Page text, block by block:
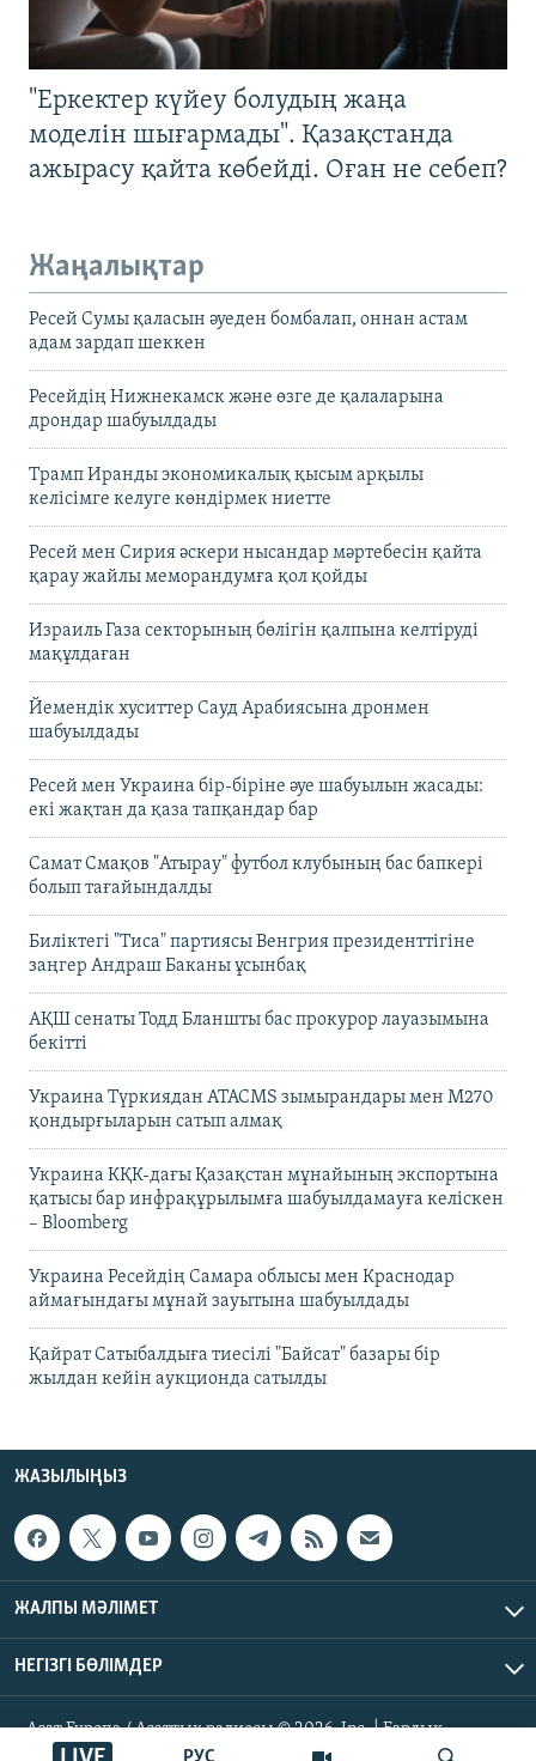
"Еркектер күйеу болудың жаңа
моделін шығармады". Қазақстанда
ажырасу қайта көбейді. Оған не себеп?
Жаңалықтар
Ресей Сумы қаласын әуеден бомбалап, оннан астам
адам зардап шеккен
Ресейдің Нижнекамск және өзге де қалаларына
дрондар шабуылдады
Трамп Иранды экономикалық қысым арқылы
келісімге келуге көндірмек ниетте
Ресей мен Сирия әскери нысандар мәртебесін қайта
қарау жайлы меморандумға қол қойды
Израиль Газа секторының бөлігін қалпына келтіруді
мақұлдаған
Йемендік хуситтер Сауд Арабиясына дронмен
шабуылдады
Ресей мен Украина бір-біріне әуе шабуылын жасады:
екі жақтан да қаза тапқандар бар
Самат Смақов "Атырау" футбол клубының бас бапкері
болып тағайындалды
Биліктегі "Тиса" партиясы Венгрия президенттігіне
заңгер Андраш Баканы ұсынбақ
АҚШ сенаты Тодд Бланшты бас прокурор лауазымына
бекітті
Украина Түркиядан ATACMS зымырандары мен M270
қондырғыларын сатып алмақ
Украина КҚК-дағы Қазақстан мұнайының экспортына
қатысы бар инфрақұрылымға шабуылдамауға келіскен
– Bloomberg
Украина Ресейдің Самара облысы мен Краснодар
аймағындағы мұнай зауытына шабуылдады
Қайрат Сатыбалдыға тиесілі "Байсат" базары бір
жылдан кейін аукционда сатылды
ЖАЗЫЛЫҢЫЗ
ЖАЛПЫ МӘЛІМЕТ
НЕГІЗГІ БӨЛІМДЕР
Азат Еуропа / Азаттық радиосы © 2026, Inc. | Барлық
құқықтары қорғалған